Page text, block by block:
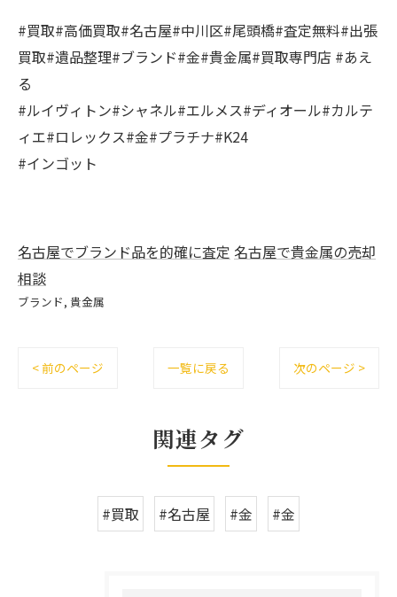
#買取#高価買取#名古屋#中川区#尾頭橋#査定無料#出張
買取#遺品整理#ブランド#金#貴金属#買取専門店 #あえ
る
#ルイヴィトン#シャネル#エルメス#ディオール#カルテ
ィエ#ロレックス#金#プラチナ#K24
#インゴット
名古屋でブランド品を的確に査定 名古屋で貴金属の売却
相談
ブランド 貴金属
< 前のページ 一覧に戻る 次のページ >
関連タグ
#買取 #名古屋 #金 #金